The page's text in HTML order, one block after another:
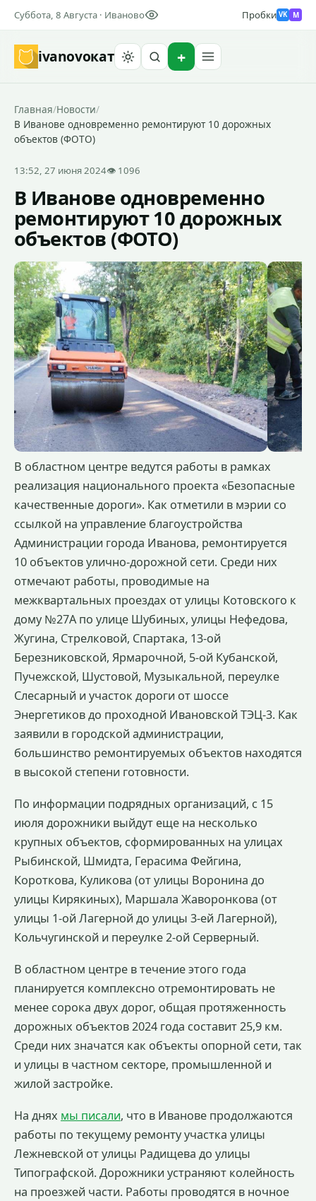
Суббота, 8 Августа · Иваново Пробки VK M
ivanovoкат
Главная/Новости/
В Иванове одновременно ремонтируют 10 дорожных
объектов (ФОТО)
13:52, 27 июня 2024👁 1096
В Иванове одновременно
ремонтируют 10 дорожных
объектов (ФОТО)
В областном центре ведутся работы в рамках
реализация национального проекта «Безопасные
качественные дороги». Как отметили в мэрии со
ссылкой на управление благоустройства
Администрации города Иванова, ремонтируется
10 объектов улично-дорожной сети. Среди них
отмечают работы, проводимые на
межквартальных проездах от улицы Котовского к
дому №27А по улице Шубиных, улицы Нефедова,
Жугина, Стрелковой, Спартака, 13-ой
Березниковской, Ярмарочной, 5-ой Кубанской,
Пучежской, Шустовой, Музыкальной, переулке
Слесарный и участок дороги от шоссе
Энергетиков до проходной Ивановской ТЭЦ-3. Как
заявили в городской администрации,
большинство ремонтируемых объектов находятся
в высокой степени готовности.
По информации подрядных организаций, с 15
июля дорожники выйдут еще на несколько
крупных объектов, сформированных на улицах
Рыбинской, Шмидта, Герасима Фейгина,
Короткова, Куликова (от улицы Воронина до
улицы Кирякиных), Маршала Жаворонкова (от
улицы 1-ой Лагерной до улицы 3-ей Лагерной),
Кольчугинской и переулке 2-ой Серверный.
В областном центре в течение этого года
планируется комплексно отремонтировать не
менее сорока двух дорог, общая протяженность
дорожных объектов 2024 года составит 25,9 км.
Среди них значатся как объекты опорной сети, так
и улицы в частном секторе, промышленной и
жилой застройке.
На днях мы писали, что в Иванове продолжаются
работы по текущему ремонту участка улицы
Лежневской от улицы Радищева до улицы
Типографской. Дорожники устраняют колейность
на проезжей части. Работы проводятся в ночное